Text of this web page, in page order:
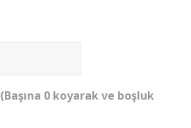
(Başına 0 koyarak ve boşluk